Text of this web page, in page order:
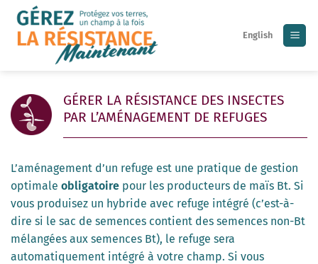
Skip
content
English
GÉRER LA RÉSISTANCE DES INSECTES
PAR L’AMÉNAGEMENT DE REFUGES
L’aménagement d’un refuge est une pratique de gestion
optimale obligatoire pour les producteurs de maïs Bt. Si
vous produisez un hybride avec refuge intégré (c’est-à-
dire si le sac de semences contient des semences non-Bt
mélangées aux semences Bt), le refuge sera
automatiquement intégré à votre champ. Si vous